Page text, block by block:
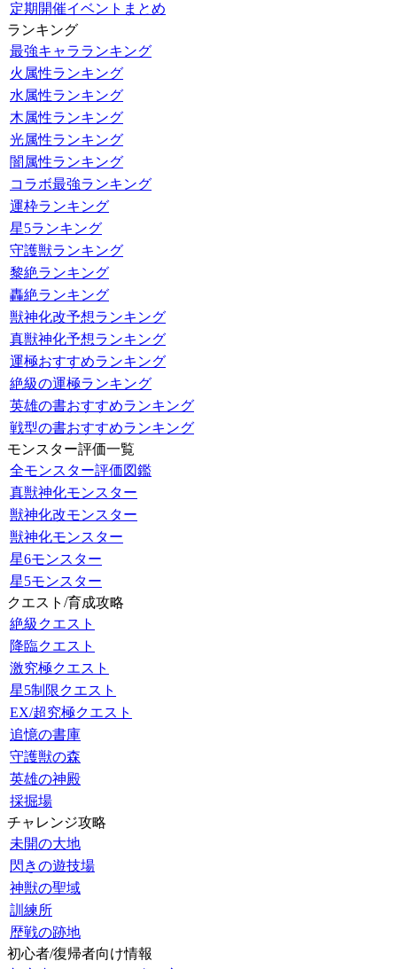
定期開催イベントまとめ
ランキング
最強キャラランキング
火属性ランキング
水属性ランキング
木属性ランキング
光属性ランキング
闇属性ランキング
コラボ最強ランキング
運枠ランキング
星5ランキング
守護獣ランキング
黎絶ランキング
轟絶ランキング
獣神化改予想ランキング
真獣神化予想ランキング
運極おすすめランキング
絶級の運極ランキング
英雄の書おすすめランキング
戦型の書おすすめランキング
モンスター評価一覧
全モンスター評価図鑑
真獣神化モンスター
獣神化改モンスター
獣神化モンスター
星6モンスター
星5モンスター
クエスト/育成攻略
絶級クエスト
降臨クエスト
激究極クエスト
星5制限クエスト
EX/超究極クエスト
追憶の書庫
守護獣の森
英雄の神殿
採掘場
チャレンジ攻略
未開の大地
閃きの遊技場
神獣の聖域
訓練所
歴戦の跡地
初心者/復帰者向け情報